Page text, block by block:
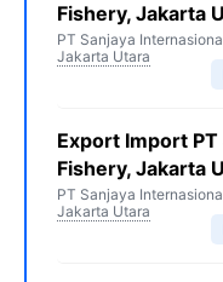
Fishery, Jakarta
PT Sanjaya
Jakarta Utara
Export Import
Fishery, Jakarta
PT Sanjaya
Jakarta Utara